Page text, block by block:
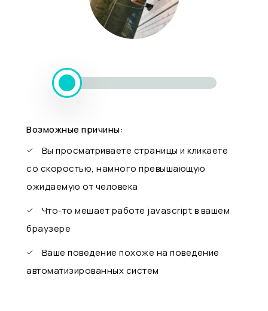
Возможные причины:
Вы просматриваете страницы и кликаете
со скоростью, намного превышающую
ожидаемую от человека
Что-то мешает работе javascript в вашем
браузере
Ваше поведение похоже на поведение
автоматизированных систем